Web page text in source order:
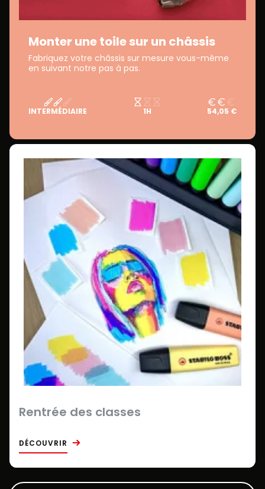
Monter une toile sur un châssis
Fabriquez votre châssis sur mesure vous-même
en suivant notre pas à pas.
INTERMÉDIAIRE 1H 54,05 €
Rentrée des classes
DÉCOUVRIR